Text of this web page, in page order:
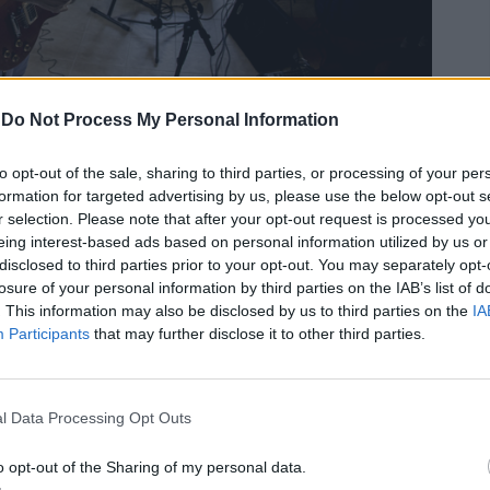
Do Not Process My Personal Information
opt-out of the sale, sharing to third parties, or processing of your
for targeted advertising by us, please use the below opt-out
selection. Please note that after your opt-out request is processed
interest-based ads based on personal information utilized by us
to third parties prior to your opt-out. You may separately
of your personal information by third parties on the IAB’s list of
This information may also be disclosed by us to third parties on the
Participants that may further disclose it to other third parties.
Data Processing Opt Outs
opt-out of the Sharing of my personal data.
οι κιθάρες στους BrightSide. και ως
όπως ισχυρίζονται όσοι τον
συνεντεύξεων. Ο Νέστορας είναι ο
να τον εμποδίζει να διακρίνεται ως
χαρακτήρας της μπάντας.
στη Θεσσαλονίκη και φαίνεται να
στο συγκρότημα. Ο Miles στα